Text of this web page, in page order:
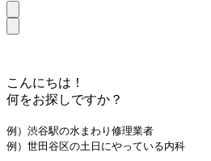
こんにちは！
何をお探しですか？
例）渋谷駅の水まわり修理業者
例）世田谷区の土日にやっている内科